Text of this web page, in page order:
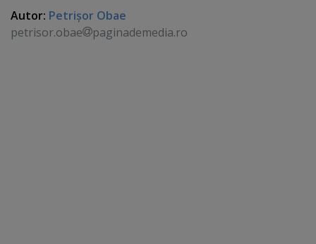
Autor: Petrişor Obae
petrisor.obae
paginademedia.ro